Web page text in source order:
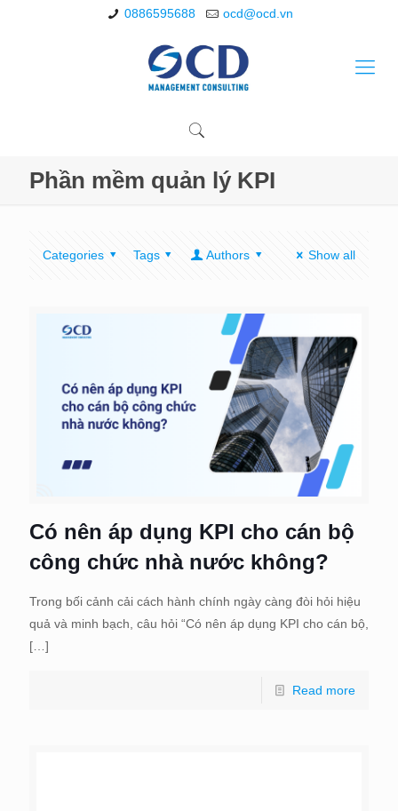
0886595688 ocd@ocd.vn
Phần mềm quản lý KPI
Categories Tags Authors Show all
Có nên áp dụng KPI cho cán bộ
công chức nhà nước không?
Trong bối cảnh cải cách hành chính ngày càng đòi hỏi hiệu
quả và minh bạch, câu hỏi “Có nên áp dụng KPI cho cán bộ,
[…]
Read more